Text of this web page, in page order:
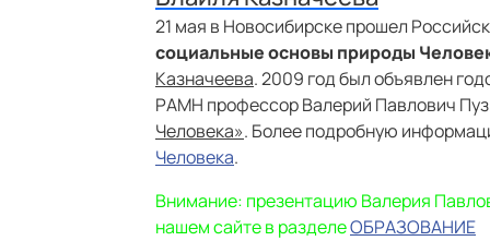
21 мая в Новосибирске прошел
социальные основы природы
Казначеева. 2009 год был объявлен
РАМН профессор Валерий Павлович
Человека». Более подробную
Человека.
Внимание: презентацию Валерия
нашем сайте в разделеОБРАЗОВАНИЕ